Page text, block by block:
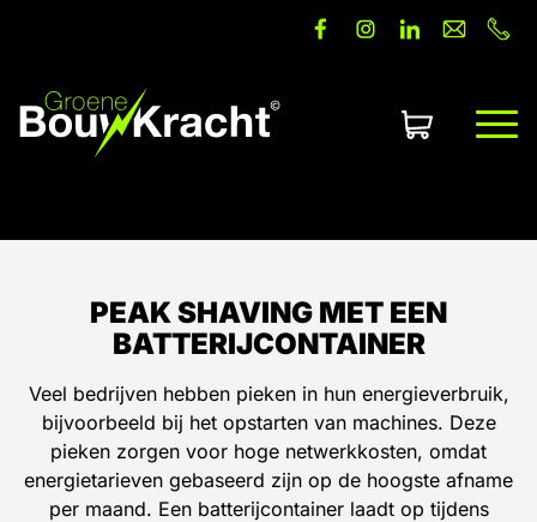
Offerte aanvragen
PEAK SHAVING MET EEN
BATTERIJCONTAINER
Veel bedrijven hebben pieken in hun energieverbruik,
bijvoorbeeld bij het opstarten van machines. Deze
pieken zorgen voor hoge netwerkkosten, omdat
energietarieven gebaseerd zijn op de hoogste afname
per maand. Een batterijcontainer laadt op tijdens